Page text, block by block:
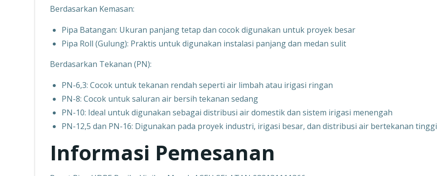
Berdasarkan Kemasan:
Pipa Batangan: Ukuran panjang tetap dan cocok digunakan untuk proyek besar
Pipa Roll (Gulung): Praktis untuk digunakan instalasi panjang dan medan sulit
Berdasarkan Tekanan (PN):
PN-6,3: Cocok untuk tekanan rendah seperti air limbah atau irigasi ringan
PN-8: Cocok untuk saluran air bersih tekanan sedang
PN-10: Ideal untuk digunakan sebagai distribusi air domestik dan sistem irigasi menengah
PN-12,5 dan PN-16: Digunakan pada proyek industri, irigasi besar, dan distribusi air bertekanan tinggi
Informasi Pemesanan